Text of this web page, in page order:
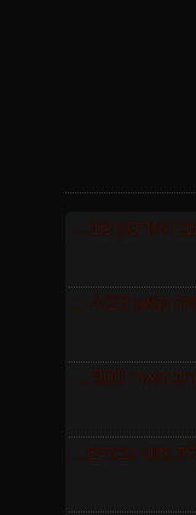
מגרטא מטאטא מגרפה דגם האדסון מבית GARLAND ספרד
מגזמת נטענת | גוזם גדר חיה נטען GARLAND SET KEEPER 20V 252-V23 גוף בלבד
מפוח חשמלי נושף יונק וגורס הארי HARRY LSN 2900
ערכת כלי גינון לגובה הכוללת מוט גבהים טלסקופי 5 מטר, מסור, תוכי ומספרי גבהים גדר חי גרלנד GARLAND באנדל האדסון